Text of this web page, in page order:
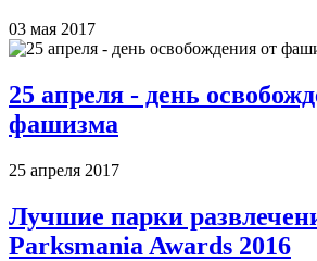
03 мая 2017
25 апреля - день
фашизма
25 апреля 2017
Лучшие парки
Parksmania Awards 2016